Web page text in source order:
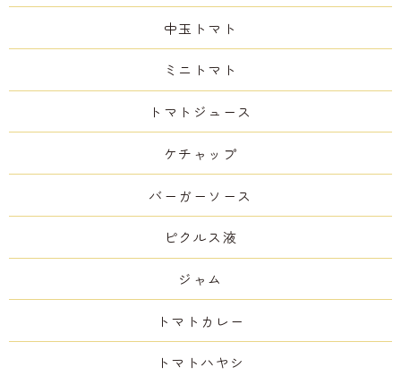
中玉トマト
ミニトマト
トマトジュース
ケチャップ
バーガーソース
ピクルス液
ジャム
トマトカレー
トマトハヤシ